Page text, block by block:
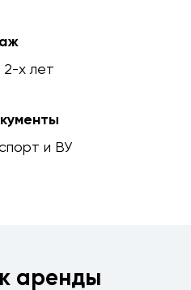
х лет
и ВУ
аренды